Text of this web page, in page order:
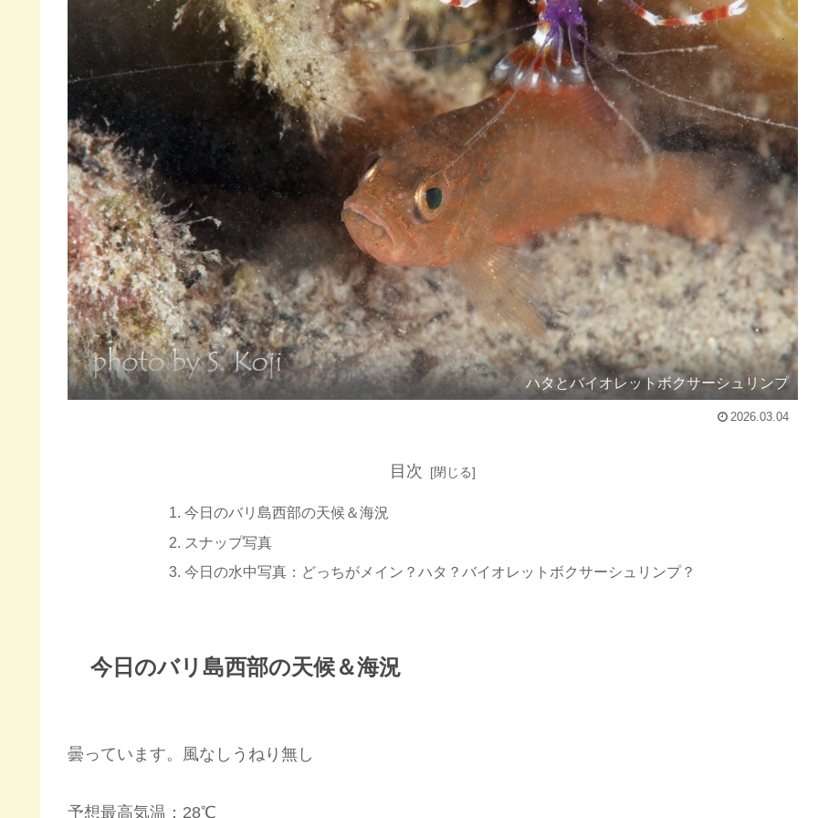
ハタとバイオレットボクサーシュリンプ
2026.03.04
目次
今日のバリ島西部の天候＆海況
スナップ写真
今日の水中写真：どっちがメイン？ハタ？バイオレットボクサーシュリンプ？
今日のバリ島西部の天候＆海況
曇っています。風なしうねり無し
予想最高気温：28℃